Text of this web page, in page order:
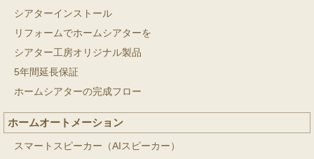
シアターインストール
リフォームでホームシアターを
シアター工房オリジナル製品
5年間延長保証
ホームシアターの完成フロー
ホームオートメーション
スマートスピーカー（AIスピーカー）